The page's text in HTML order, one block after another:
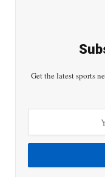
Get the latest sports